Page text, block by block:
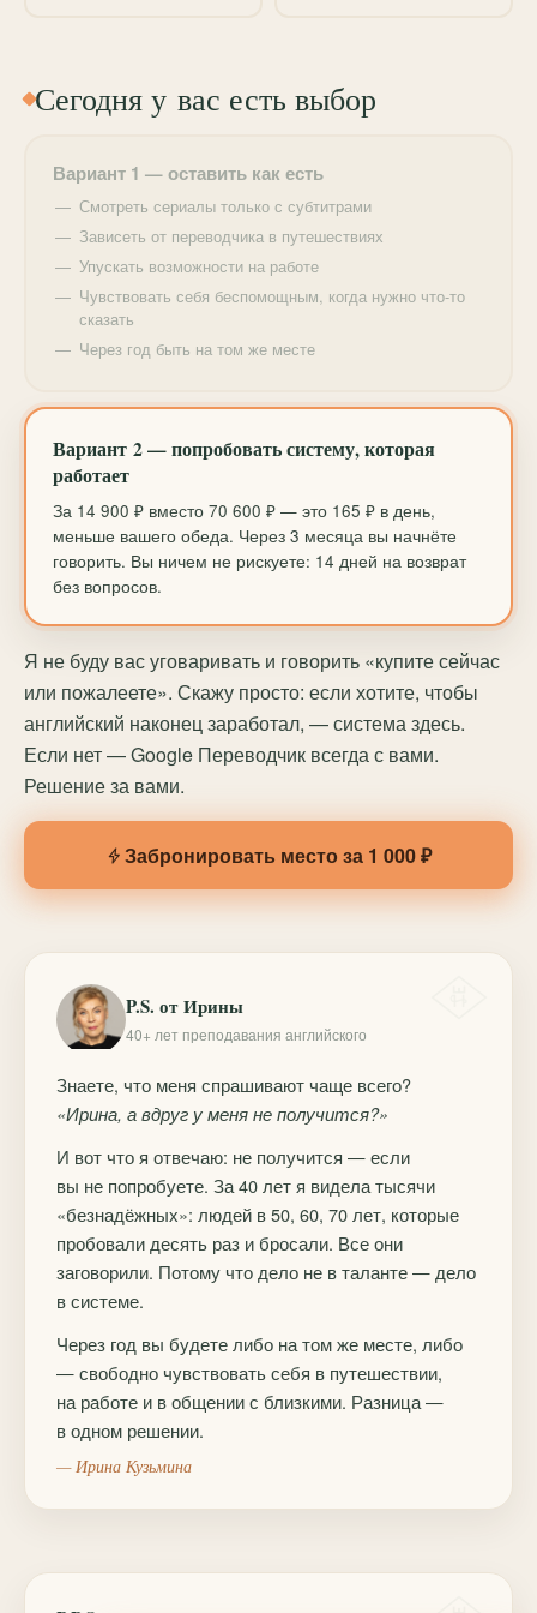
Сегодня у вас есть выбор
Вариант 1 — оставить как есть
Смотреть сериалы только с субтитрами
Зависеть от переводчика в путешествиях
Упускать возможности на работе
Чувствовать себя беспомощным, когда нужно что-то
сказать
Через год быть на том же месте
Вариант 2 — попробовать систему, которая
работает
За 14 900 ₽ вместо 70 600 ₽ — это 165 ₽ в день,
меньше вашего обеда. Через 3 месяца вы начнёте
говорить. Вы ничем не рискуете: 14 дней на возврат
без вопросов.
Я не буду вас уговаривать и говорить «купите сейчас
или пожалеете». Скажу просто: если хотите, чтобы
английский наконец заработал, — система здесь.
Если нет — Google Переводчик всегда с вами.
Решение за вами.
Забронировать место за 1 000 ₽
P.S. от Ирины
40+ лет преподавания английского
Знаете, что меня спрашивают чаще всего?
«Ирина, а вдруг у меня не получится?»
И вот что я отвечаю: не получится — если
вы не попробуете. За 40 лет я видела тысячи
«безнадёжных»: людей в 50, 60, 70 лет, которые
пробовали десять раз и бросали. Все они
заговорили. Потому что дело не в таланте — дело
в системе.
Через год вы будете либо на том же месте, либо
— свободно чувствовать себя в путешествии,
на работе и в общении с близкими. Разница —
в одном решении.
— Ирина Кузьмина